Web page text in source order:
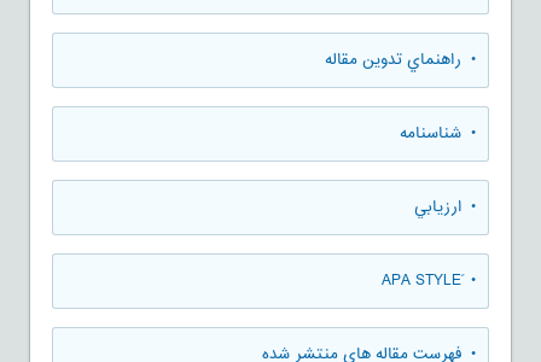
• راهنماي تدوين مقاله
• شناسنامه
• ارزيابي
• َAPA STYLE
• فهرست مقاله هاي منتشر شده